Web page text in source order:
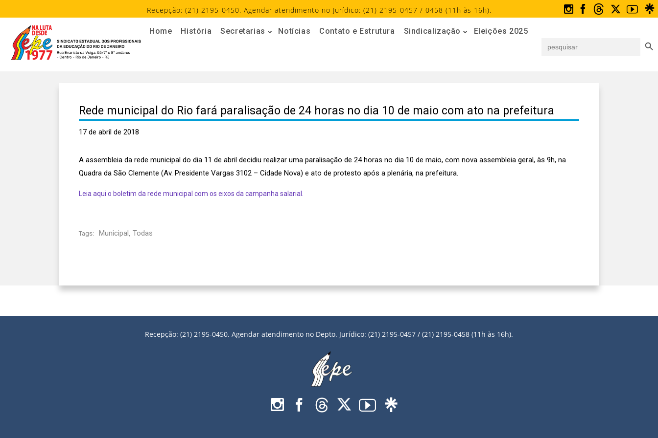
Recepção: (21) 2195-0450. Agendar atendimento no Jurídico: (21) 2195-0457 / 0458 (11h às 16h).
Home História Secretarias Notícias Contato e Estrutura Sindicalização
Eleições 2025
for:
Rede municipal do Rio fará paralisação de 24 horas no dia 10 de maio com ato na prefeitura
17 de abril de 2018
A assembleia da rede municipal do dia 11 de abril decidiu realizar uma paralisação de 24 horas no dia 10 de maio, com nova assembleia geral, às 9h, na
Quadra da São Clemente (Av. Presidente Vargas 3102 – Cidade Nova) e ato de protesto após a plenária, na prefeitura.
Leia aqui o boletim da rede municipal com os eixos da campanha salarial.
Tags: Municipal, Todas
Recepção: (21) 2195-0450. Agendar atendimento no Depto. Jurídico: (21) 2195-0457 / (21) 2195-0458 (11h às 16h).